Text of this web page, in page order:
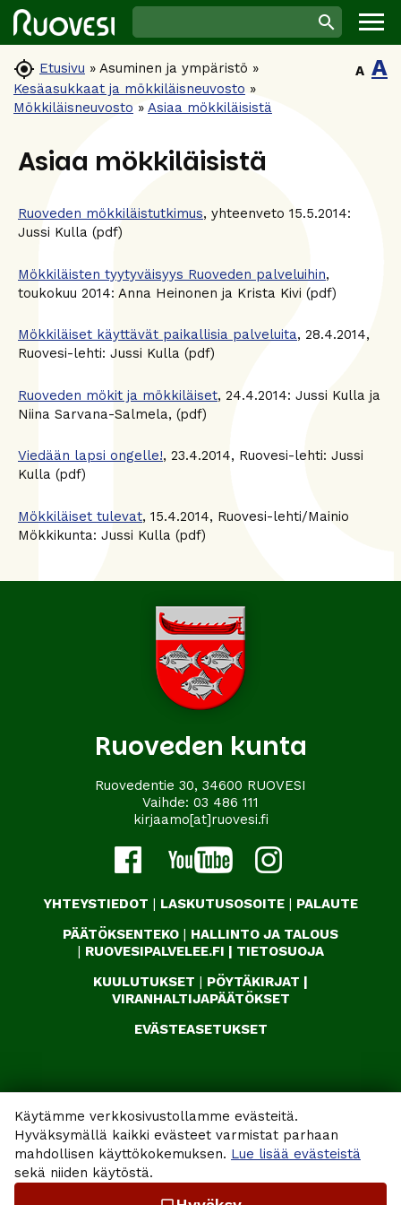
Käytämme verkkosivustollamme evästeitä.
Hyväksymällä kaikki evästeet varmistat parhaan
mahdollisen käyttökokemuksen. Lue lisää evästeistä
sekä niiden käytöstä.
 Etusivu » Asuminen ja ympäristö »
Kesäasukkaat ja mökkiläisneuvosto »
Mökkiläisneuvosto » Asiaa mökkiläisistä
A A
Asiaa mökkiläisistä
Ruoveden mökkiläistutkimus, yhteenveto 15.5.2014:
Jussi Kulla (pdf)
Mökkiläisten tyytyväisyys Ruoveden palveluihin,
toukokuu 2014: Anna Heinonen ja Krista Kivi (pdf)
Mökkiläiset käyttävät paikallisia palveluita, 28.4.2014,
Ruovesi-lehti: Jussi Kulla (pdf)
Ruoveden mökit ja mökkiläiset, 24.4.2014: Jussi Kulla ja
Niina Sarvana-Salmela, (pdf)
Viedään lapsi ongelle!, 23.4.2014, Ruovesi-lehti: Jussi
Kulla (pdf)
Mökkiläiset tulevat, 15.4.2014, Ruovesi-lehti/Mainio
Mökkikunta: Jussi Kulla (pdf)
Ruoveden kunta
Ruovedentie 30, 34600 RUOVESI
Vaihde: 03 486 111
kirjaamo[at]ruovesi.fi
YHTEYSTIEDOT | LASKUTUSOSOITE | PALAUTE
PÄÄTÖKSENTEKO | HALLINTO JA TALOUS
| RUOVESIPALVELEE.FI | TIETOSUOJA
KUULUTUKSET | PÖYTÄKIRJAT |
VIRANHALTIJAPÄÄTÖKSET
EVÄSTEASETUKSET